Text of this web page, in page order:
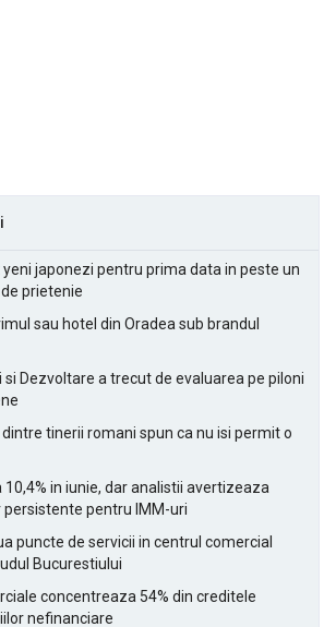
japonezi pentru prima data in peste un
prietenie
sau hotel din Oradea sub brandul
si Dezvoltare a trecut de evaluarea pe piloni
tinerii romani spun ca nu isi permit o
10,4% in iunie, dar analistii avertizeaza
pentru IMM-uri
puncte de servicii in centrul comercial
Bucurestiului
concentreaza 54% din creditele
nefinanciare